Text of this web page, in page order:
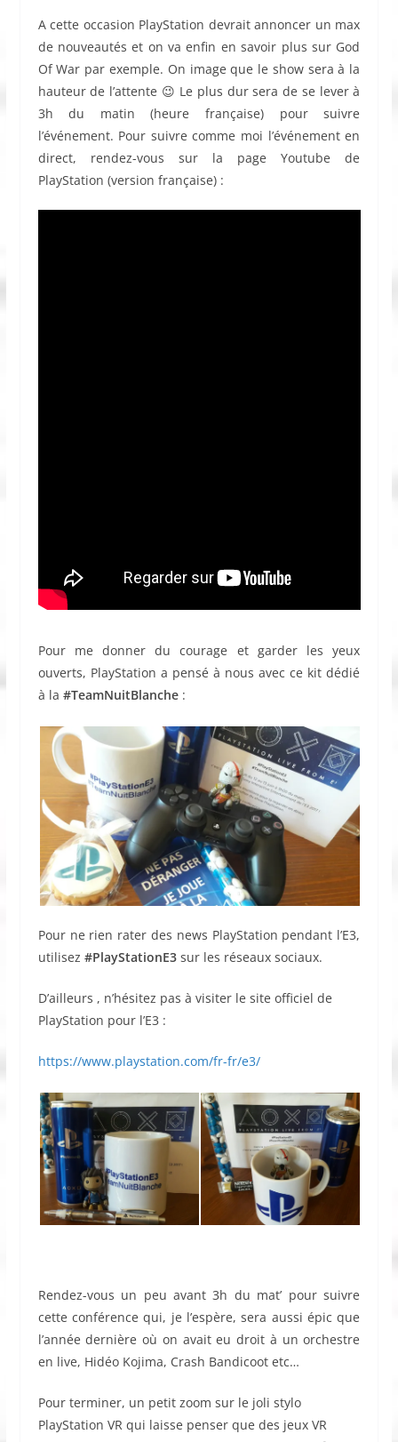
A cette occasion PlayStation devrait annoncer un max
de nouveautés et on va enfin en savoir plus sur God
Of War par exemple. On image que le show sera à la
hauteur de l’attente 😉 Le plus dur sera de se lever à
3h du matin (heure française) pour suivre
l’événement. Pour suivre comme moi l’événement en
direct, rendez-vous sur la page Youtube de
PlayStation (version française) :
Pour me donner du courage et garder les yeux
ouverts, PlayStation a pensé à nous avec ce kit dédié
à la #TeamNuitBlanche:
Pour ne rien rater des news PlayStation pendant l’E3,
utilisez #PlayStationE3sur les réseaux sociaux.
D’ailleurs , n’hésitez pas à visiter le site officiel de
PlayStation pour l’E3 :
https://www.playstation.com/fr-fr/e3/
Rendez-vous un peu avant 3h du mat’ pour suivre
cette conférence qui, je l’espère, sera aussi épic que
l’année dernière où on avait eu droit à un orchestre
en live, Hidéo Kojima, Crash Bandicoot etc…
Pour terminer, un petit zoom sur le joli stylo
PlayStation VR qui laisse penser que des jeux VR